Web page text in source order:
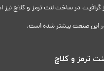
گرافیت در ساخت لنت ترمز و کلاچ نیز
این صنعت بیشتر شده است.
ترمز و کلاچ